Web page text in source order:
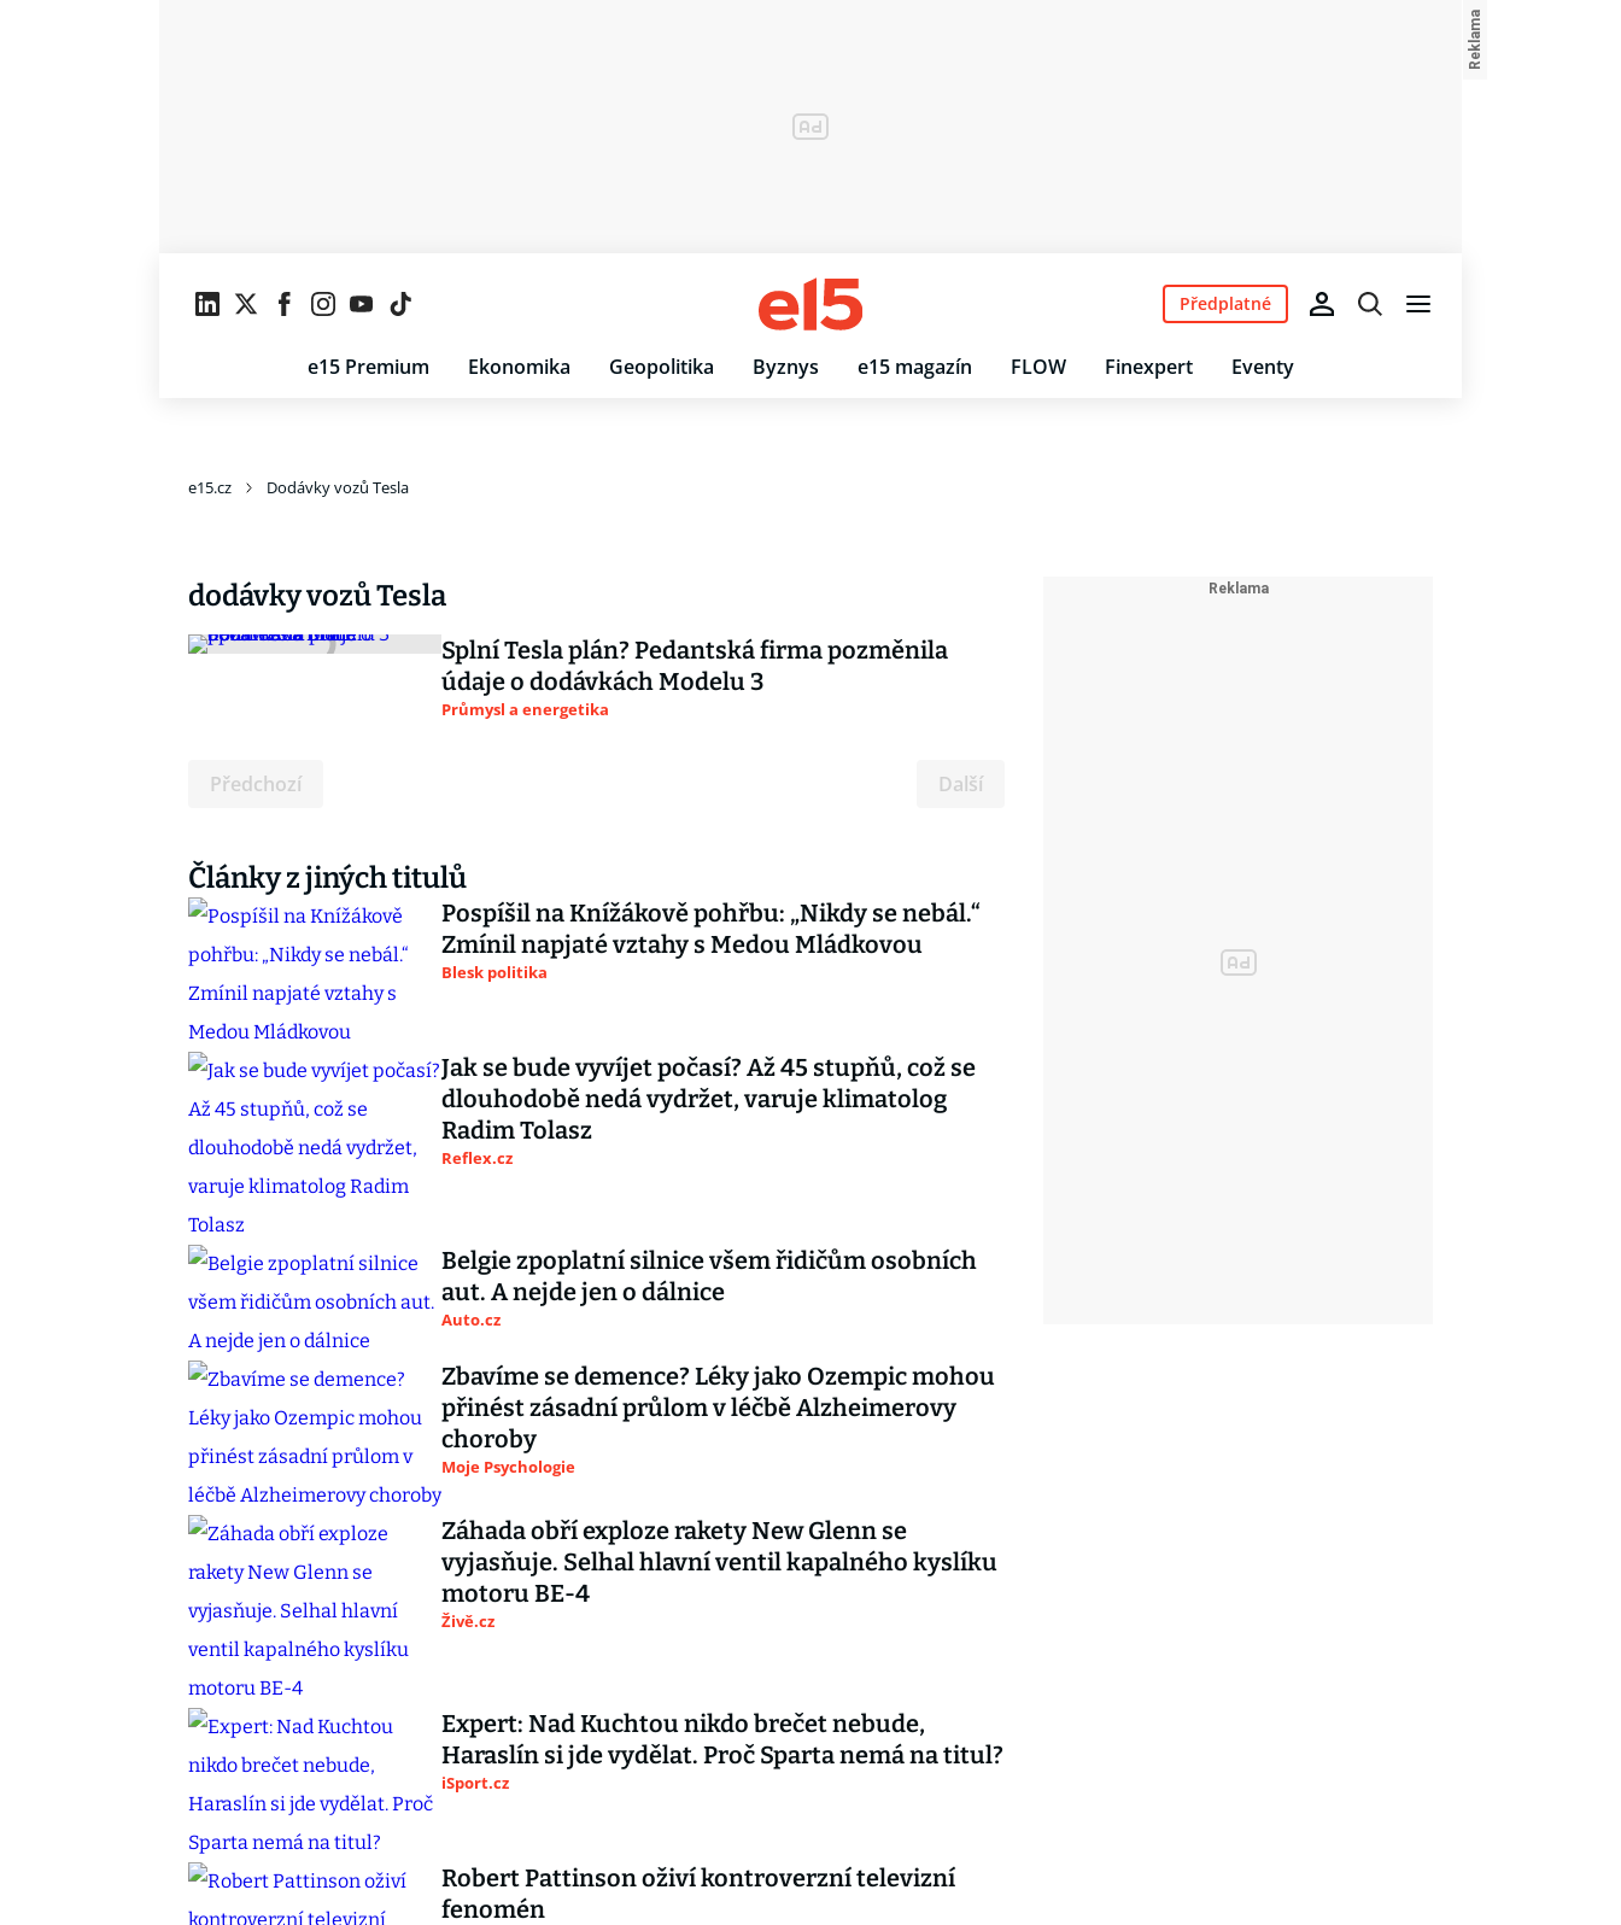
e15 Premium Ekonomika Geopolitika Byznys e15 magazín FLOW Finexpert Eventy
Předplatné
e15.cz Dodávky vozů Tesla
dodávky vozů Tesla
Splní Tesla plán? Pedantská firma pozměnila
údaje o dodávkách Modelu 3
Průmysl a energetika
Předchozí Další
Články z jiných titulů
Pospíšil na Knížákově pohřbu: „Nikdy se nebál.“
Zmínil napjaté vztahy s Medou Mládkovou
Blesk politika
Jak se bude vyvíjet počasí? Až 45 stupňů, což se
dlouhodobě nedá vydržet, varuje klimatolog
Radim Tolasz
Reflex.cz
Belgie zpoplatní silnice všem řidičům osobních
aut. A nejde jen o dálnice
Auto.cz
Zbavíme se demence? Léky jako Ozempic mohou
přinést zásadní průlom v léčbě Alzheimerovy
choroby
Moje Psychologie
Záhada obří exploze rakety New Glenn se
vyjasňuje. Selhal hlavní ventil kapalného kyslíku
motoru BE-4
Živě.cz
Expert: Nad Kuchtou nikdo brečet nebude,
Haraslín si jde vydělat. Proč Sparta nemá na titul?
iSport.cz
Robert Pattinson oživí kontroverzní televizní
fenomén